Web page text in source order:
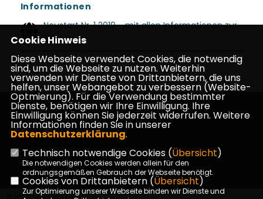
Informationen
Neustart Nr. 1 2019 - mit allen Informationen zur
Zuhörtour
Impressum Datenschutz Kontakt
Cookie Hinweis
Diese Webseite verwendet Cookies, die notwendig
sind, um die Webseite zu nutzen. Weiterhin
verwenden wir Dienste von Drittanbietern, die uns
helfen, unser Webangebot zu verbessern (Website-
Optmierung). Für die Verwendung bestimmter
Dienste, benötigen wir Ihre Einwilligung. Ihre
Einwilligung können Sie jederzeit widerrufen. Weitere
Informationen finden Sie in unserer
Datenschutzerklärung.
Technisch notwendige Cookies (Übersicht)
Die notwendigen Cookies werden allein für den
ordnungsgemäßen Gebrauch der Webseite benötigt.
Cookies von Drittanbietern (Übersicht)
Zur Optimierung unserer Webseite binden wir Dienste und